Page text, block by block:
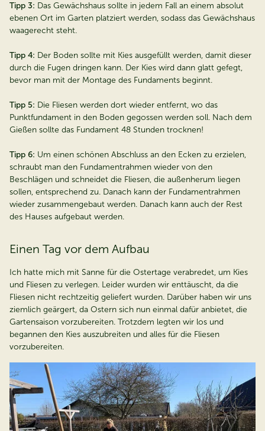
Tipp 3: Das Gewächshaus sollte in jedem Fall an einem absolut
ebenen Ort im Garten platziert werden, sodass das Gewächshaus
waagerecht steht.
Tipp 4: Der Boden sollte mit Kies ausgefüllt werden, damit dieser
durch die Fugen dringen kann. Der Kies wird dann glatt gefegt,
bevor man mit der Montage des Fundaments beginnt.
Tipp 5: Die Fliesen werden dort wieder entfernt, wo das
Punktfundament in den Boden gegossen werden soll. Nach dem
Gießen sollte das Fundament 48 Stunden trocknen!
Tipp 6: Um einen schönen Abschluss an den Ecken zu erzielen,
schraubt man den Fundamentrahmen wieder von den
Beschlägen und schneidet die Fliesen, die außenherum liegen
sollen, entsprechend zu. Danach kann der Fundamentrahmen
wieder zusammengebaut werden. Danach kann auch der Rest
des Hauses aufgebaut werden.
Einen Tag vor dem Aufbau
Ich hatte mich mit Sanne für die Ostertage verabredet, um Kies
und Fliesen zu verlegen. Leider wurden wir enttäuscht, da die
Fliesen nicht rechtzeitig geliefert wurden. Darüber haben wir uns
ziemlich geärgert, da Ostern sich nun einmal dafür anbietet, die
Gartensaison vorzubereiten. Trotzdem legten wir los und
begannen den Kies auszubreiten und alles für die Fliesen
vorzubereiten.